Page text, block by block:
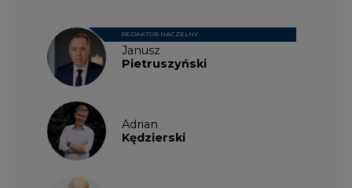
Janusz
Pietruszyński
REDAKTOR NACZELNY
Adrian
Kędzierski